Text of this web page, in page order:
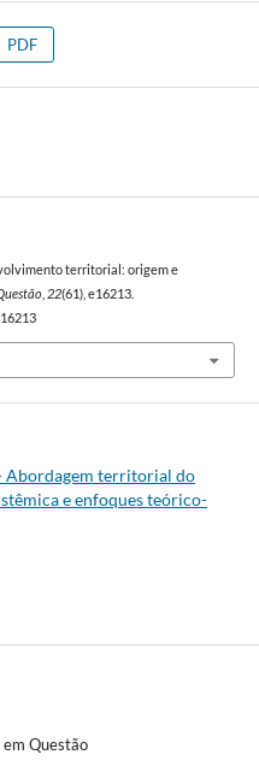
PDF
territorial: origem e
, 22(61), e16213.
Abordagem territorial do
e enfoques teórico-
Questão